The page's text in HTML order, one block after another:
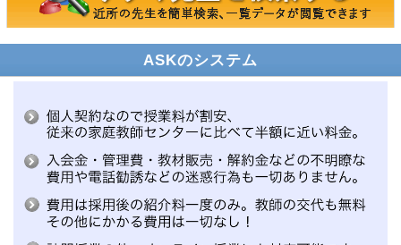
ASKのシステム